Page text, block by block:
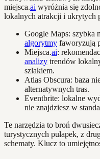
miejsca.ai wyróżnia się
lokalnych atrakcji i ukrytych
Google Maps: szybka
algorytmy faworyzują
Miejsca.ai:
analizy trendów
szlakiem.
Atlas Obscura: baza
alternatywnych tras.
Eventbrite: lokalne
nie znajdziesz w
Te narzędzia to broń
turystycznych pułapek, z
schematy. Klucz to